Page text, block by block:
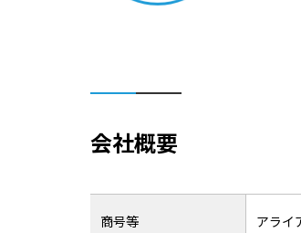
会社概要
商号等
アライ